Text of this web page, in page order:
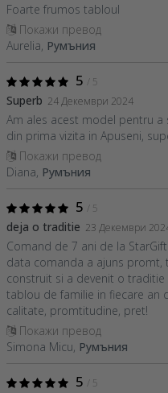
Foarte frumos tabloul
Покажи превод
Aurelia, Румъния
5 / 5
Superb 24 Декември 2024
Am ales acest model pentru
din prima vizita in Apuseni,
Покажи превод
Diana, Румъния
5 / 5
deja o traditie 23 Декември
Comand de 7 ani de la
data comanda a ajuns promt,
construit si a devenit o
tablou de familie in fiecare an
calitate, promtitudine, pret!
Покажи превод
Simona Micu, Румъния
5 / 5